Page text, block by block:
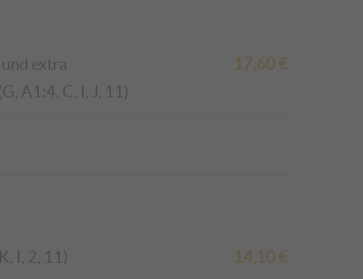
extra
A1:4, C, I, J, 11)
17,60 €
I, 2, 11) 14,10 €